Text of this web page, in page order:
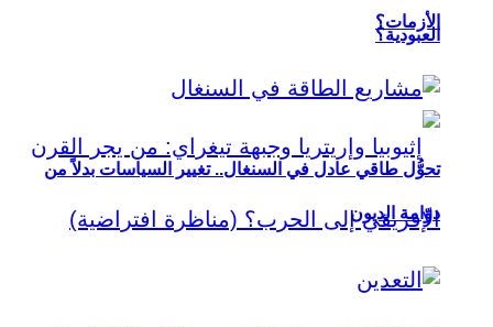
العبودية؟
الأزمات؟
تحوُّل طاقي عادل في السنغال.. تغيير السياسات بدلاً من
دوّامة الديون